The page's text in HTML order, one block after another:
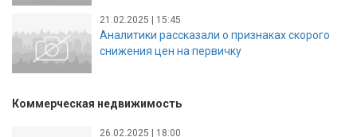
21.02.2025 | 15:45
Аналитики рассказали о признаках скорого
снижения цен на первичку
Коммерческая недвижимость
26.02.2025 | 18:00